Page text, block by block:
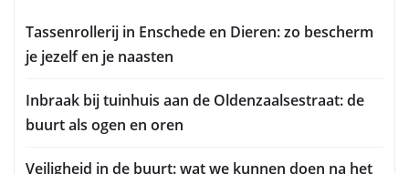
Tassenrollerij in Enschede en Dieren: zo bescherm
je jezelf en je naasten
Inbraak bij tuinhuis aan de Oldenzaalsestraat: de
buurt als ogen en oren
Veiligheid in de buurt: wat we kunnen doen na het